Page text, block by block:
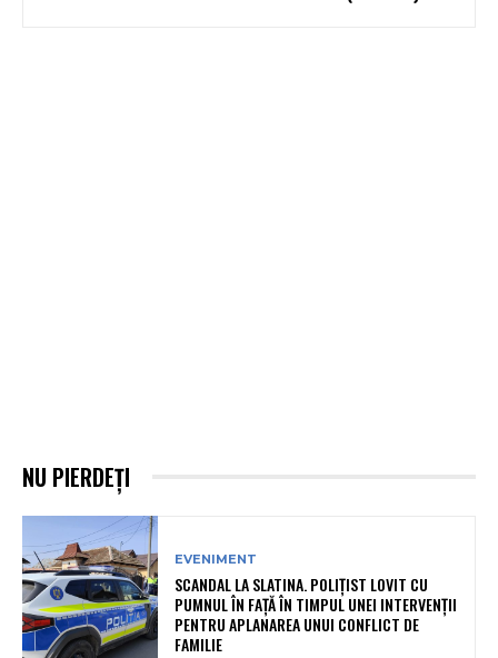
NU PIERDEȚI
EVENIMENT
SCANDAL LA SLATINA. POLIȚIST LOVIT CU
PUMNUL ÎN FAȚĂ ÎN TIMPUL UNEI INTERVENȚII
PENTRU APLANAREA UNUI CONFLICT DE
FAMILIE